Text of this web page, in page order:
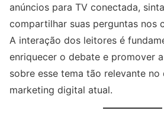
anúncios para TV conectada,
compartilhar suas perguntas nos
A interação dos leitores é
enriquecer o debate e promover
sobre esse tema tão relevante no
marketing digital atual.